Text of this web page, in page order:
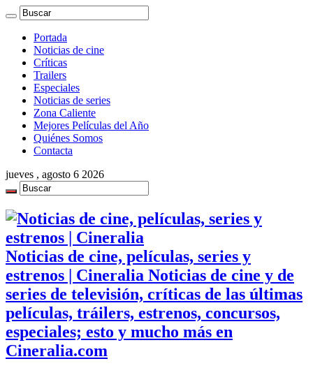
Portada
Noticias de cine
Críticas
Trailers
Especiales
Noticias de series
Zona Caliente
Mejores Películas del Año
Quiénes Somos
Contacta
jueves , agosto 6 2026
Noticias de cine, películas, series y
estrenos | Cineralia Noticias de cine y de
series de televisión, críticas de las últimas
películas, tráilers, estrenos, concursos,
especiales; esto y mucho más en
Cineralia.com